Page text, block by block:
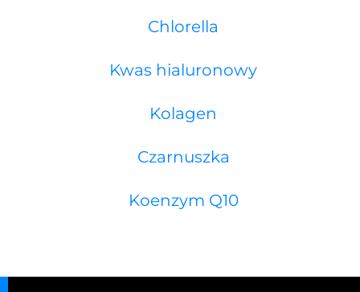
Chlorella
Kwas hialuronowy
Kolagen
Czarnuszka
Koenzym Q10